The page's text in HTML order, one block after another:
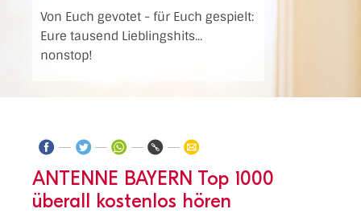
Von Euch gevotet - für Euch gespielt:
Eure tausend Lieblingshits...
nonstop!
ANTENNE BAYERN Top 1000
überall kostenlos hören